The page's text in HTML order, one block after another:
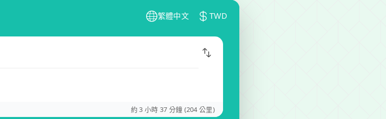
繁體中文 TWD
約 3 小時 37 分鐘 (204 公里)